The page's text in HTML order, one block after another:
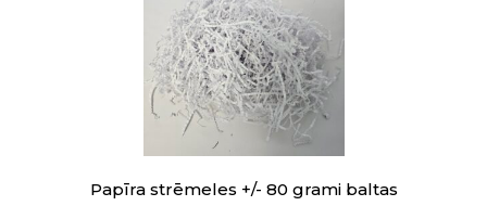
Papīra strēmeles +/- 80 grami baltas